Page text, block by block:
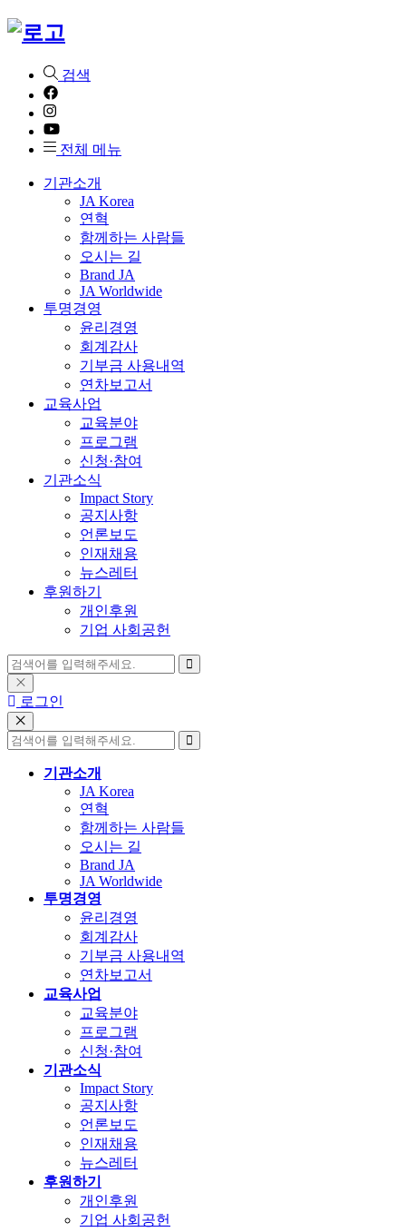
검색
전체 메뉴
기관소개
JA Korea
연혁
함께하는 사람들
오시는 길
Brand JA
JA Worldwide
투명경영
윤리경영
회계감사
기부금 사용내역
연차보고서
교육사업
교육분야
프로그램
신청·참여
기관소식
Impact Story
공지사항
언론보도
인재채용
뉴스레터
후원하기
개인후원
기업 사회공헌
로그인
기관소개
JA Korea
연혁
함께하는 사람들
오시는 길
Brand JA
JA Worldwide
투명경영
윤리경영
회계감사
기부금 사용내역
연차보고서
교육사업
교육분야
프로그램
신청·참여
기관소식
Impact Story
공지사항
언론보도
인재채용
뉴스레터
후원하기
개인후원
기업 사회공헌